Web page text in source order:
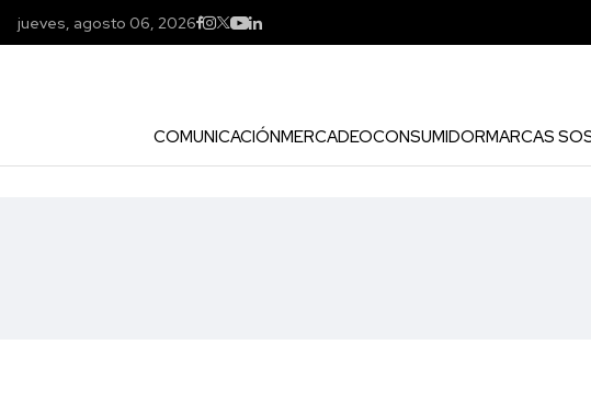
jueves, agosto 06, 2026
COMUNICACIÓNMERCADEOCONSUMIDORMARCAS